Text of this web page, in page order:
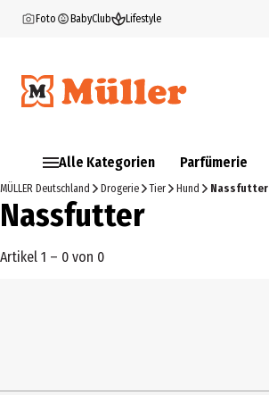
Foto BabyClub Lifestyle
Alle Kategorien Parfümerie
MÜLLER Deutschland Drogerie Tier Hund Nassfutter
Nassfutter
Artikel 1 – 0 von 0